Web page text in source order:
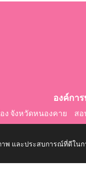
องค์กา
อง จังหวัดหนองคาย สอ
พ และประสบการณ์ที่ดีใน